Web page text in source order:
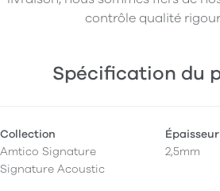
contrôle qualité
Spécification du
Collection
Amtico Signature
Signature Acoustic
2,5mm